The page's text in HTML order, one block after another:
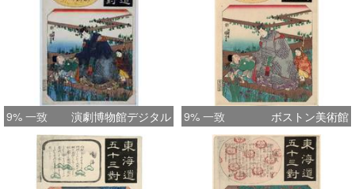
9% 一致 演劇博物館デジタル 9% 一致 ボストン美術館